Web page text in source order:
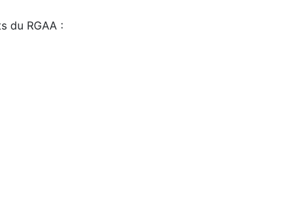
du RGAA :